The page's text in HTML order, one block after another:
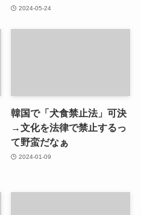
2024-05-24
韓国で「犬食禁止法」可決
→文化を法律で禁止するっ
て野蛮だなぁ
2024-01-09